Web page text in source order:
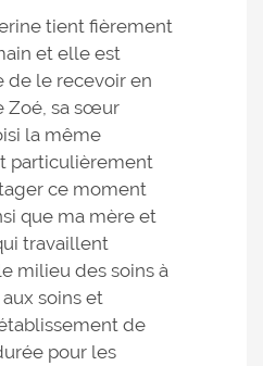
tient fièrement
et elle est
de le recevoir en
Zoé, sa sœur
la même
particulièrement
ce moment
que ma mère et
travaillent
milieu des soins à
soins et
de
pour les